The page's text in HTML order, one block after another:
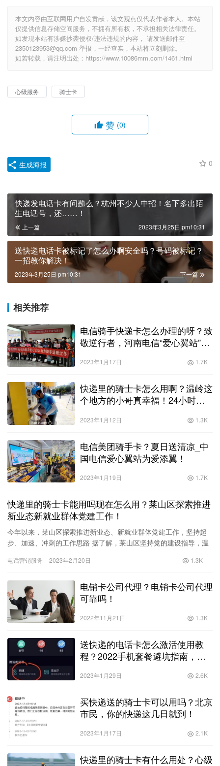
本文内容由互联网用户自发贡献，该文观点仅代表作者本人。本站
仅提供信息存储空间服务，不拥有所有权，不承担相关法律责任。
如发现本站有涉嫌抄袭侵权/违法违规的内容， 请发送邮件至
2350123953@qq.com 举报，一经查实，本站将立刻删除。
如若转载，请注明出处：https://www.10086mm.com/1461.html
心级服务 骑士卡
赞 (0)
0
生成海报
快递发电话卡有问题么？杭州不少人中招！名下多出陌
生电话号，还……！
上一篇 2023年3月25日 pm10:31
送快递电话卡被标记了怎么办啊安全吗？号码被标记？
一招教你解决！
下一篇
2023年3月25日 pm10:31
相关推荐
电信骑手快递卡怎么办理的呀？致
敬逆行者，河南电信“爱心翼站”助
2023年1月17日 1.7K
快递里的骑士卡怎么用啊？温岭这
个地方的小哥真幸福！24小时，
2023年1月12日 1.3K
电信美团骑手卡？夏日送清凉_中
国电信爱心翼站为爱添翼！
2023年1月19日 1.7K
快递里的骑士卡能用吗现在怎么用？莱山区探索推进
新业态新就业群体党建工作！
今年以来，莱山区探索推进新业态、新就业群体党建工作，坚持起
步、加速、冲刺的工作思路 据了解，莱山区坚持党的建设指导，温
方便…
电话营销服务 2023年2月20日 1.3K
电销卡公司代理？电销卡公司代理
可靠吗！
2022年11月21日 1.3K
送快递的电话卡怎么激活使用教
程？2022手机套餐避坑指南，再
2023年1月29日 2.6K
买快递送的骑士卡可以用吗？北京
市民，你的快递这几日就到！
2023年1月17日 2.1K
快递里的骑士卡有什么用处？心级